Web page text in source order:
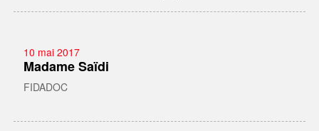
10 mai 2017
Madame Saïdi
FIDADOC